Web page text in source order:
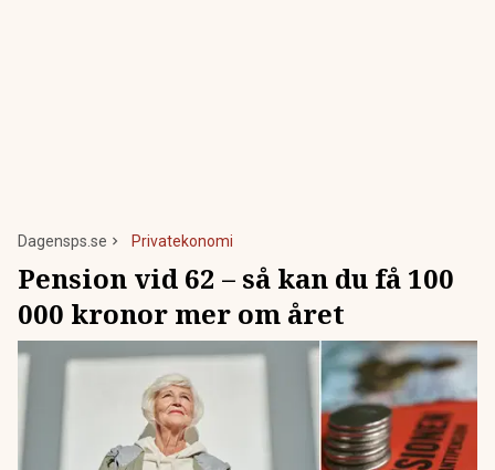
Dagensps.se Privatekonomi
Pension vid 62 – så kan du få 100
000 kronor mer om året